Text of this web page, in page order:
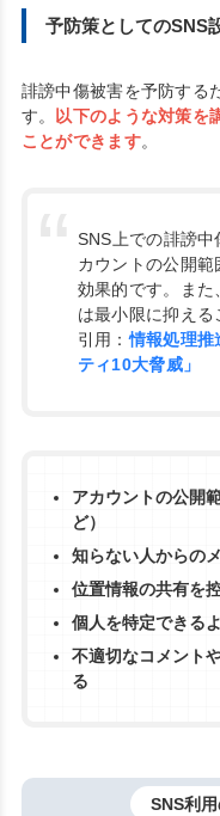
予防策としてのSNS
誹謗中傷被害を予防する
す。 以下のような対策を
ことができます。
SNS上での誹謗
カウントの公開
効果的です。また
は最小限に抑える
引用：情報処理推
ティ10大脅威」
アカウントの公開
ど）
知らない人からの
位置情報の共有を
個人を特定できる
不適切なコメント
る
SNS利